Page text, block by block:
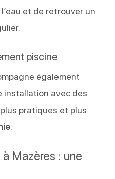
et de retrouver un
piscine
également
installation avec des
pratiques et plus
.
Mazères : une